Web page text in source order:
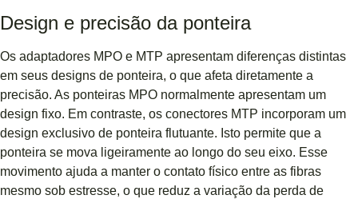
Design e precisão da ponteira
Os adaptadores MPO e MTP apresentam diferenças distintas
em seus designs de ponteira, o que afeta diretamente a
precisão. As ponteiras MPO normalmente apresentam um
design fixo. Em contraste, os conectores MTP incorporam um
design exclusivo de ponteira flutuante. Isto permite que a
ponteira se mova ligeiramente ao longo do seu eixo. Esse
movimento ajuda a manter o contato físico entre as fibras
mesmo sob estresse, o que reduz a variação da perda de